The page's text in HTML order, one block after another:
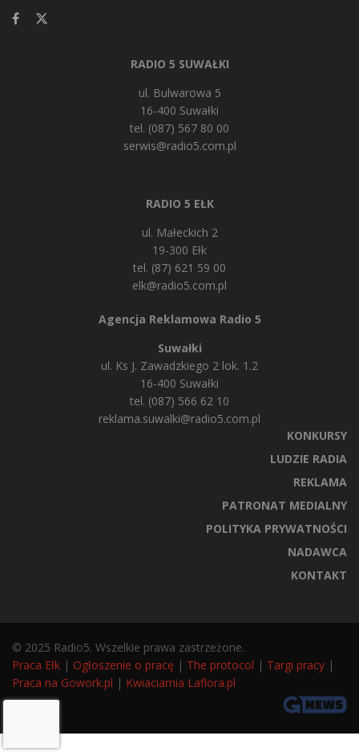
RADIO 5 SUWAŁKI
ul. Bulwarowa 5
16-400 Suwałki
tel. (087) 567 80 00
serwis@radio5.com.pl
RADIO 5 EŁK
ul. Małeckich 2
19-300 Ełk
tel. (87) 621 59 00
elk@radio5.com.pl
Agencja Reklamowa Radio 5
Suwałki
ul. Ks J. Zawadzkiego 2 lok. 1.2
16-400 Suwałki
tel. (087) 566 62 10
reklama.suwalki@radio5.com.pl
KONKURSY
LUDZIE RADIA
REKLAMA
PATRONAT MEDIALNY
POLITYKA PRYWATNOŚCI
NADAWCA
KONTAKT
© 2025 Radio5. Wszelkie prawa zastrzeżone.
Praca Ełk | Ogłoszenie o pracę | The protocol | Targi pracy |
Praca na Gowork.pl | Kwiaciarnia Laflora.pl